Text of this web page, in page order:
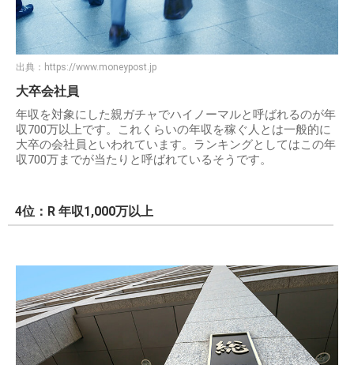
出典： https://www.moneypost.jp
大卒会社員
年収を対象にした親ガチャでハイノーマルと呼ばれるのが年
収700万以上です。これくらいの年収を稼ぐ人とは一般的に
大卒の会社員といわれています。ランキングとしてはこの年
収700万までが当たりと呼ばれているそうです。
4位：R 年収1,000万以上